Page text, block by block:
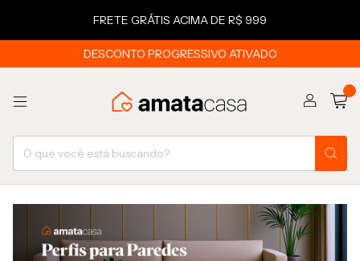
FRETE GRÁTIS ACIMA DE R$ 999
DESCONTO PROGRESSIVO ATIVADO